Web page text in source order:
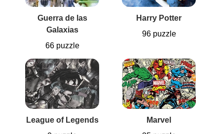
Guerra de las
Galaxias
66 puzzle
Harry Potter
96 puzzle
League of Legends
Marvel